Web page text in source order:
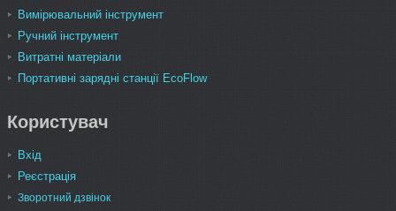
Вимірювальний інструмент
Ручний інструмент
Витратні матеріали
Портативні зарядні станції EcoFlow
Користувач
Вхід
Реєстрація
Зворотний дзвінок